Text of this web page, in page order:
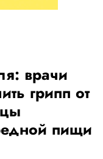
врачи
грипп от
пищи